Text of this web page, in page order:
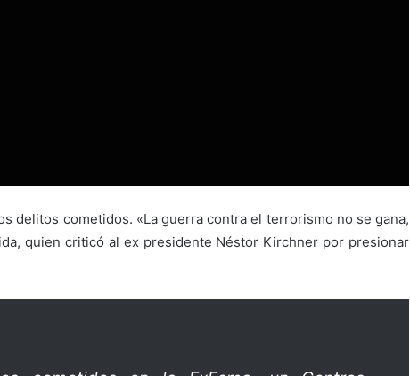
delitos cometidos. «La guerra contra el terrorismo no se gana,
quien criticó al ex presidente Néstor Kirchner por presionar